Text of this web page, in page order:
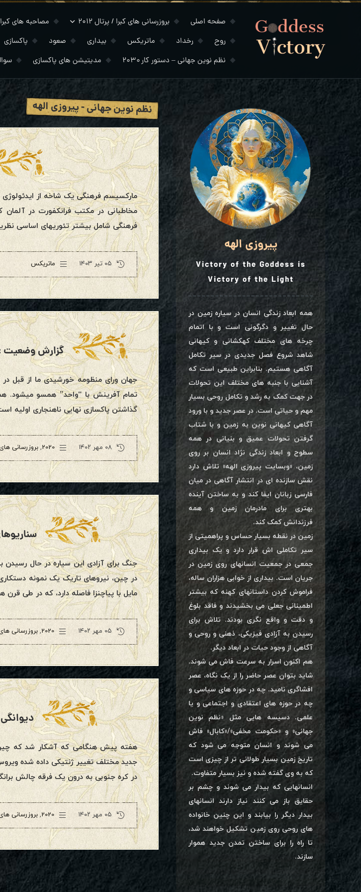
صفحه اصلی بروزرسانی های کبرا / پرتال ۲۰۱۲ مصاحبه های کبرا
روح
رخداد ماتریکس بیداری صعود پاکسازی
نظم نوین جهانی – دستور کار ۲۰۳۰
مدیتیشن های پاکسازی
نظم نوین جهانی - پیروزی الهه
مارکسیسم فرهنگی یک شاخه از
مخاطبانی در مکتب فرانکفورت در
فرهنگی شامل بیشتر تئوریهای اساسی
۰۵ تیر ۱۴۰۳ ماتریکس
گزارش وضعیت : تشرف
جهان ورای منظومه خورشیدی ما از قبل
تمام آفرینش با “واحد” همسو میشود.
گذاشتن پاکسازی نهایی ناهنجاری اولیه
۰۸ مهر ۱۴۰۲ 2020
, بروزرسانی های
سناریوهای
جنگ برای آزادی این سیاره در حال
در چین، نیروهای تاریک یک نمونه
مایل با پیاچنزا فاصله دارد، که در طی
۰۵ مهر ۱۴۰۲ 2020
, بروزرسانی های
دیوانگی
هفته پیش هنگامی که آشکار شد که
جدید مختلف تغییر ژنتیکی داده شده
در کره جنوبی به درون یک فرقه چالش
۰۵ مهر ۱۴۰۲ 2020
, بروزرسانی های
پیروزی الهه
Victory of the Goddess is
Victory of the Light
همه ابعاد زندگی انسان در سیاره زمین در
حال تغییر و دگرگونی است و با اتمام
چرخه های مختلف کهکشانی و کیهانی
شاهد شروع فصل جدیدی در سیر تکامل
آگاهی هستیم. بنابراین طبیعی است که
آشنایی با جنبه های مختلف این تحولات
در جهت کمک به رشد و تکامل روحی بسیار
مهم و حیاتی است. در عصر جدید و با ورود
آگاهی کیهانی نوین به زمین و با شتاب
گرفتن تحولات عمیق و بنیانی در همه
سطوح و ابعاد زندگی نژاد انسان بر روی
زمین، «وبسایت پیروزی الهه» تلاش دارد
نقش سازنده ای در انتشار آگاهی در میان
فارسی زبانان ایفا کند و به ساختن آینده
بهتری برای مادرمان زمین و همه
فرزندانش کمک کند.
زمین در نقطه بسیار حساس و پراهمیتی از
سیر تکاملی اش قرار دارد و یک بیداری
جمعی در جمعیت انسانهای روی زمین در
جریان است. بیداری از خوابی هزاران ساله،
فراموش کردن داستانهای کهنه که بیشتر
اطمینانی جعلی می بخشیدند و فاقد بلوغ
و دقت و واقع نگری بودند. تلاش برای
رسیدن به آزادی فیزیکی، ذهنی و روحی و
آگاهی از وجود حیات در ابعاد دیگر.
هم اکنون اسرار به سرعت فاش می شوند.
شاید بتوان عصر حاضر را از یک نگاه، عصر
افشاگری نامید. چه در حوزه های سیاسی و
چه در حوزه های اعتقادی و اجتماعی و یا
علمی. دسیسه هایی مثل «نظم نوین
جهانی» و «حکومت مخفی»/«کابال» فاش
می شوند و انسان متوجه می شود که
تاریخ زمین بسیار طولانی تر از چیزی است
که به وی گفته شده و نیز بسیار متفاوت.
انسانهایی که بیدار می شوند و چشم بر
حقایق باز می کنند نیاز دارند انسانهای
بیدار دیگر را بیابند و این چنین خانواده
های روحی روی زمین تشکیل خواهند شد،
تا راه را برای ساختن تمدن جدید هموار
سازند.